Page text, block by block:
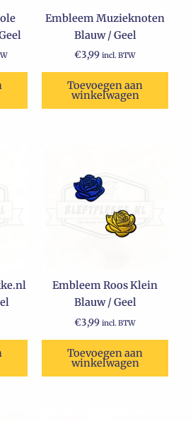
Embleem Muzieknoten
Blauw / Geel
€3,99 incl. BTW
Toevoegen aan
winkelwagen
Embleem Roos Klein
Blauw / Geel
€3,99 incl. BTW
Toevoegen aan
winkelwagen